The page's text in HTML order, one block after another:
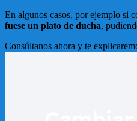
En algunos casos, por ejemplo si
fuese un plato de ducha,
Consúltanos ahora y te